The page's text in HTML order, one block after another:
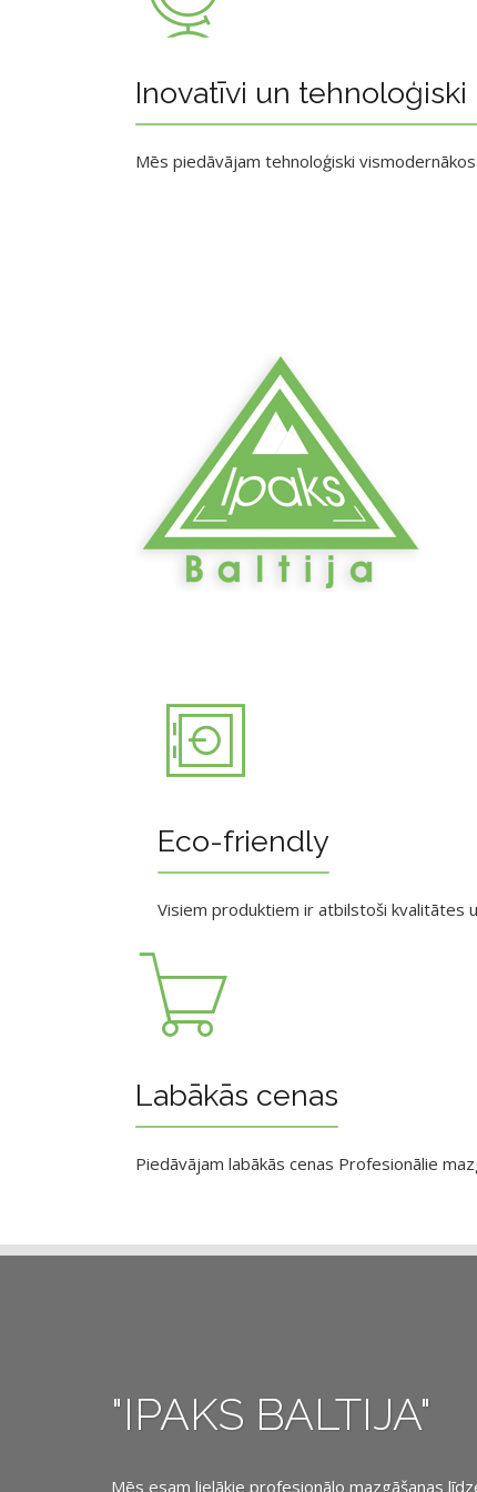
Inovatīvi un
Mēs piedāvājam tehnoloģiski
Eco-friendly
Visiem produktiem ir atbilstoši kvalitātes
Labākās cenas
Piedāvājam labākās cenas Profesionālie
"IPAKS BALTIJA"
Mēs esam lielākie profesionālo mazgāšanas